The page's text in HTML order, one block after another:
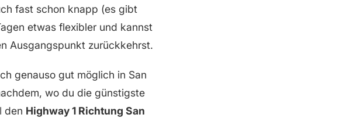
fast schon knapp (es gibt
etwas flexibler und kannst
Ausgangspunkt zurückkehrst.
genauso gut möglich in San
wo du die günstigste
den Highway 1 Richtung San